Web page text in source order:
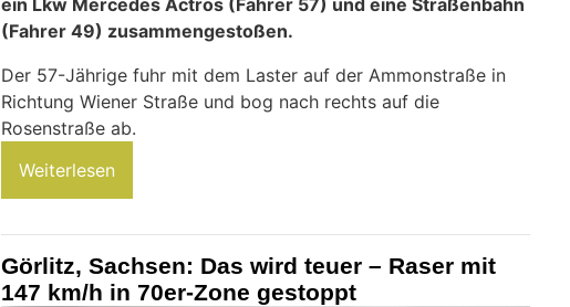
ein Lkw Mercedes Actros (Fahrer 57) und eine Straßenbahn
(Fahrer 49) zusammengestoßen.
Der 57-Jährige fuhr mit dem Laster auf der Ammonstraße in
Richtung Wiener Straße und bog nach rechts auf die
Rosenstraße ab.
Weiterlesen
Görlitz, Sachsen: Das wird teuer – Raser mit
147 km/h in 70er-Zone gestoppt